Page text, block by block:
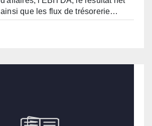
ainsi que les flux de trésorerie…